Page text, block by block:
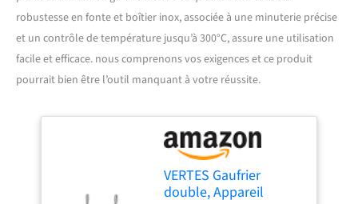
robustesse en fonte et boîtier inox, associée à une minuterie précise
et un contrôle de température jusqu’à 300°C, assure une utilisation
facile et efficace. nous comprenons vos exigences et ce produit
pourrait bien être l’outil manquant à votre réussite.
VERTES Gaufrier
double, Appareil